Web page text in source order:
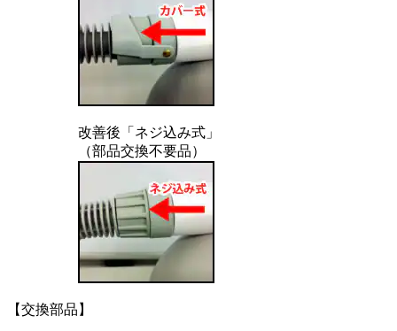
改善後「ネジ込み式」
（部品交換不要品）
【交換部品】